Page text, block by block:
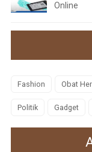
Online
Fashion Obat
Politik Gadget